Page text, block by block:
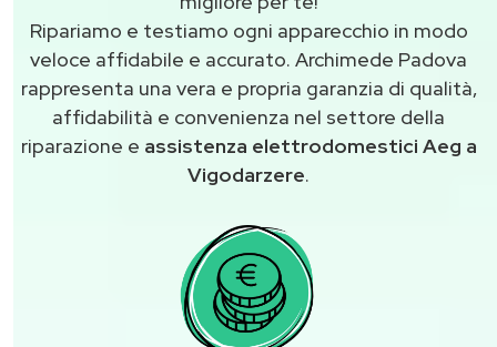
Ripariamo e testiamo ogni apparecchio in modo
veloce affidabile e accurato. Archimede Padova
rappresenta una vera e propria garanzia di qualità,
affidabilità e convenienza nel settore della
riparazione e assistenza elettrodomestici Aeg a
Vigodarzere.